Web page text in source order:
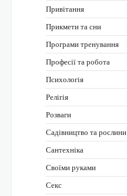
Привітання
Прикмети та сни
Програми тренування
Професії та робота
Психологія
Релігія
Розваги
Садівництво та рослини
Сантехніка
Своїми руками
Секс